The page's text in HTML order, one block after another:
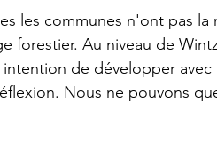
les communes n'ont pas
forestier. Au niveau de
de développer
Nous ne pouvons